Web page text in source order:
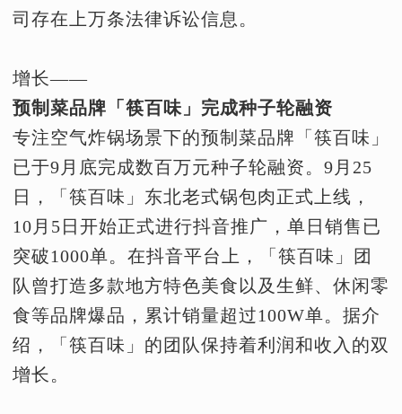
司存在上万条法律诉讼信息。
增长——
预制菜品牌「筷百味」完成种子轮融资
专注空气炸锅场景下的预制菜品牌「筷百味」
已于9月底完成数百万元种子轮融资。9月25
日，「筷百味」东北老式锅包肉正式上线，
10月5日开始正式进行抖音推广，单日销售已
突破1000单。在抖音平台上，「筷百味」团
队曾打造多款地方特色美食以及生鲜、休闲零
食等品牌爆品，累计销量超过100W单。据介
绍，「筷百味」的团队保持着利润和收入的双
增长。